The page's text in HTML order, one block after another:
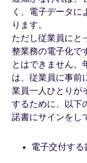
く、電子データに
ります。
ただし従業員にと
整業務の電子化で
とはできません。
は、従業員に事前
業員一人ひとりが
するために、以下
諾書にサインをし
電子交付す